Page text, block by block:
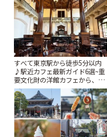
すべて東京駅から徒歩5分以内
♪駅近カフェ最新ガイド6選~重
要文化財の洋館カフェから、改
札すぐのレトロ喫茶まで~ | こと
りっぷ